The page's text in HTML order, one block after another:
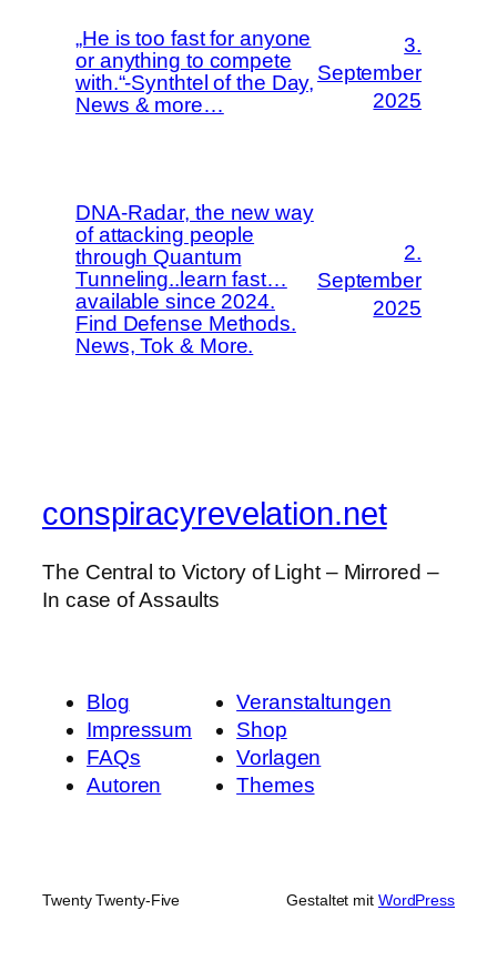
„He is too fast for anyone
or anything to compete
with.“-Synthtel of the Day,
News & more…
3.
September
2025
DNA-Radar, the new way
of attacking people
through Quantum
Tunneling..learn fast…
available since 2024.
Find Defense Methods.
News, Tok & More.
2.
September
2025
conspiracyrevelation.net
The Central to Victory of Light – Mirrored –
In case of Assaults
Blog
Impressum
FAQs
Autoren
Veranstaltungen
Shop
Vorlagen
Themes
Twenty Twenty-Five Gestaltet mit WordPress